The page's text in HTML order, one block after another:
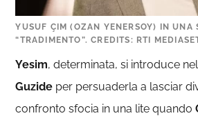
YUSUF ÇIM (OZAN YENERSOY) IN UNA
“TRADIMENTO”. CREDITS: RTI
Yesim, determinata, si introduce
Guzide per persuaderla a lasciar
confronto sfocia in una lite quando